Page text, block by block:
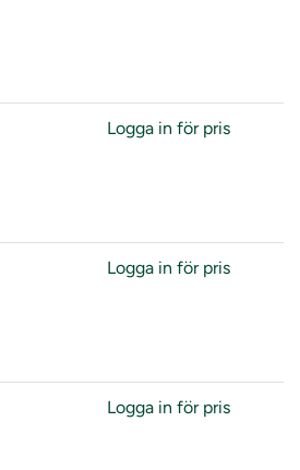
Logga in för pris
Logga in för pris
Logga in för pris